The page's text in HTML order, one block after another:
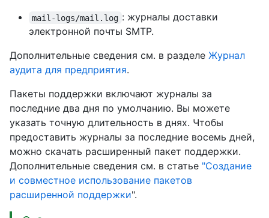
mail-logs/mail.log : журналы доставки
электронной почты SMTP.
Дополнительные сведения см. в разделе Журнал
аудита для предприятия.
Пакеты поддержки включают журналы за
последние два дня по умолчанию. Вы можете
указать точную длительность в днях. Чтобы
предоставить журналы за последние восемь дней,
можно скачать расширенный пакет поддержки.
Дополнительные сведения см. в статье "Создание
и совместное использование пакетов
расширенной поддержки".